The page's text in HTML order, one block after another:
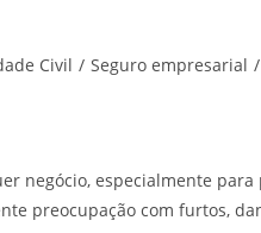
Civil / Seguro empresarial /
negócio, especialmente
preocupação com furtos,